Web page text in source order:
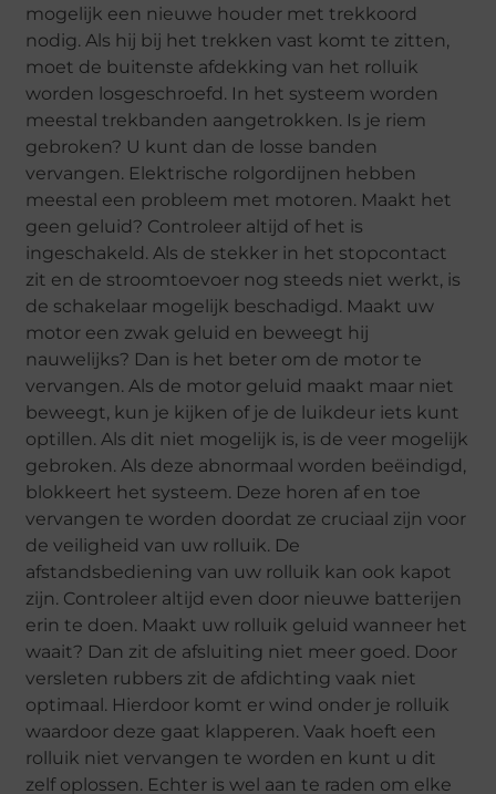
mogelijk een nieuwe houder met trekkoord
nodig. Als hij bij het trekken vast komt te zitten,
moet de buitenste afdekking van het rolluik
worden losgeschroefd. In het systeem worden
meestal trekbanden aangetrokken. Is je riem
gebroken? U kunt dan de losse banden
vervangen. Elektrische rolgordijnen hebben
meestal een probleem met motoren. Maakt het
geen geluid? Controleer altijd of het is
ingeschakeld. Als de stekker in het stopcontact
zit en de stroomtoevoer nog steeds niet werkt, is
de schakelaar mogelijk beschadigd. Maakt uw
motor een zwak geluid en beweegt hij
nauwelijks? Dan is het beter om de motor te
vervangen. Als de motor geluid maakt maar niet
beweegt, kun je kijken of je de luikdeur iets kunt
optillen. Als dit niet mogelijk is, is de veer mogelijk
gebroken. Als deze abnormaal worden beëindigd,
blokkeert het systeem. Deze horen af en toe
vervangen te worden doordat ze cruciaal zijn voor
de veiligheid van uw rolluik. De
afstandsbediening van uw rolluik kan ook kapot
zijn. Controleer altijd even door nieuwe batterijen
erin te doen. Maakt uw rolluik geluid wanneer het
waait? Dan zit de afsluiting niet meer goed. Door
versleten rubbers zit de afdichting vaak niet
optimaal. Hierdoor komt er wind onder je rolluik
waardoor deze gaat klapperen. Vaak hoeft een
rolluik niet vervangen te worden en kunt u dit
zelf oplossen. Echter is wel aan te raden om elke